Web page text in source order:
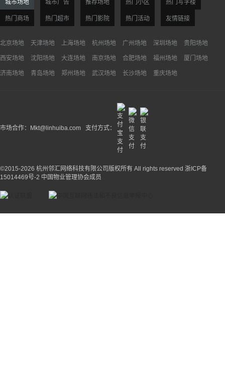
城市场地 城市广告 推荐场地 热门小区 热门写字楼
热门商场 热门超市 热门影院 热门活动 友情链接
北京场地 天津场地 上海场地 杭州场地 广州场地 深圳场地 贵阳场地
西安场地 沈阳场地 大连场地 南京场地 合肥场地 福州场地 厦门场地
济南场地 青岛场地 郑州场地 武汉场地 长沙场地 重庆场地
市场合作：Mkt@linhuiba.com 支付方式：
©2015-2026 杭州邻汇网络科技有限公司版权所有 All rights reserved 浙ICP备
15014469号-2 中国物业管理协会成员